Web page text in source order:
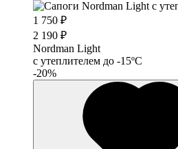
1 750 ₽
2 190 ₽
Nordman Light
c утеплителем до -15ºС
-20%